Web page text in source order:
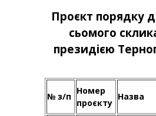
Проєкт порядку
сьомого
президією
№ з/п
Номер
проєкту
Назва